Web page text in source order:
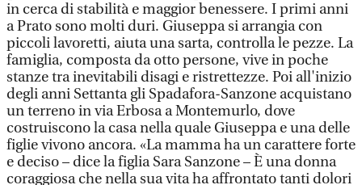
in cerca di stabilità e maggior benessere. I primi anni
a Prato sono molti duri. Giuseppa si arrangia con
piccoli lavoretti, aiuta una sarta, controlla le pezze. La
famiglia, composta da otto persone, vive in poche
stanze tra inevitabili disagi e ristrettezze. Poi all'inizio
degli anni Settanta gli Spadafora-Sanzone acquistano
un terreno in via Erbosa a Montemurlo, dove
costruiscono la casa nella quale Giuseppa e una delle
figlie vivono ancora. «La mamma ha un carattere forte
e deciso – dice la figlia Sara Sanzone – È una donna
coraggiosa che nella sua vita ha affrontato tanti dolori